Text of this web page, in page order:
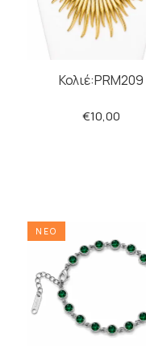
Κολιέ:PRM209
€10,00
ΝΕΟ